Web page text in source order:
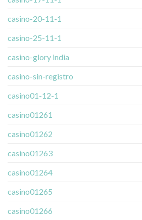
casino-20-11-1
casino-25-11-1
casino-glory india
casino-sin-registro
casino01-12-1
casino01261
casino01262
casino01263
casino01264
casino01265
casino01266